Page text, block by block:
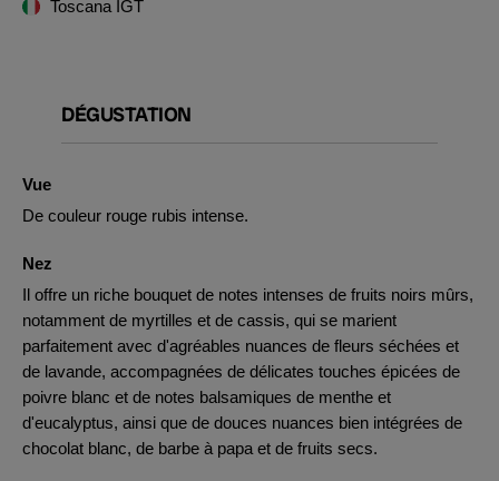
Toscana IGT
DÉGUSTATION
Vue
De couleur rouge rubis intense.
Nez
Il offre un riche bouquet de notes intenses de fruits noirs mûrs,
notamment de myrtilles et de cassis, qui se marient
parfaitement avec d'agréables nuances de fleurs séchées et
de lavande, accompagnées de délicates touches épicées de
poivre blanc et de notes balsamiques de menthe et
d'eucalyptus, ainsi que de douces nuances bien intégrées de
chocolat blanc, de barbe à papa et de fruits secs.